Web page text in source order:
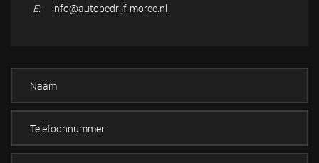
E: info@autobedrijf-moree.nl